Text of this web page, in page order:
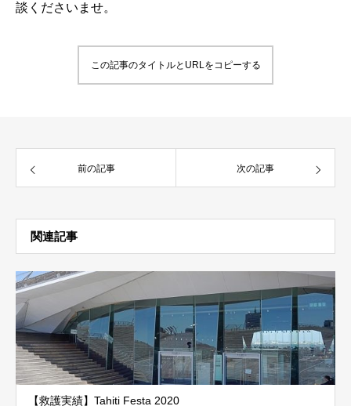
談くださいませ。
この記事のタイトルとURLをコピーする
前の記事 次の記事
関連記事
【救護実績】Tahiti Festa 2020